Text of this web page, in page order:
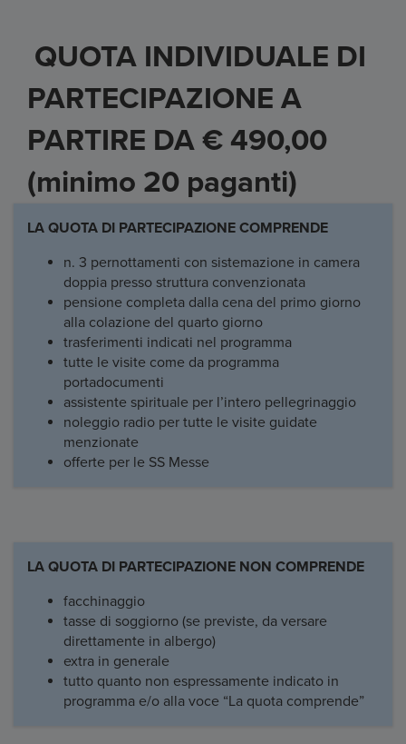
QUOTA INDIVIDUALE DI
PARTECIPAZIONE A
PARTIRE DA € 490,00
(minimo 20 paganti)
LA QUOTA DI PARTECIPAZIONE COMPRENDE
n. 3 pernottamenti con sistemazione in camera
doppia presso struttura convenzionata
pensione completa dalla cena del primo giorno
alla colazione del quarto giorno
trasferimenti indicati nel programma
tutte le visite come da programma
portadocumenti
assistente spirituale per l’intero pellegrinaggio
noleggio radio per tutte le visite guidate
menzionate
offerte per le SS Messe
LA QUOTA DI PARTECIPAZIONE NON COMPRENDE
facchinaggio
tasse di soggiorno (se previste, da versare
direttamente in albergo)
extra in generale
tutto quanto non espressamente indicato in
programma e/o alla voce “La quota comprende”